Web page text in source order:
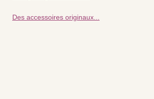
Des accessoires originaux...